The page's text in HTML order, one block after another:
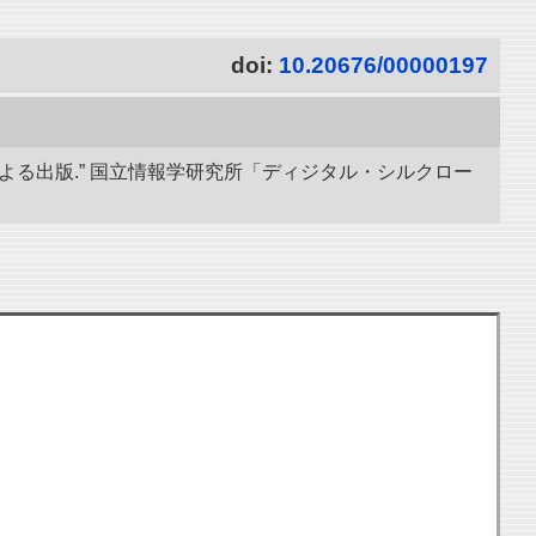
doi: 10.20676/00000197
出版.” 国立情報学研究所「ディジタル・シルクロー